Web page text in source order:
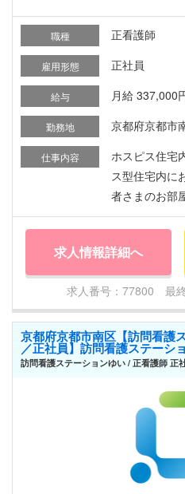
職種 正看護師
雇用形態 正社員
給与 月給 337,000
勤務地 京都府京都市
仕事内容
ホスピス住宅
ス型住宅内に
者さまのお部
求人情報詳細へ
求人番号：77800 最
京都府京都市南区【訪問看護
／正社員】訪問看護ステーシ
訪問看護ステーションゆい / 正看護師 正